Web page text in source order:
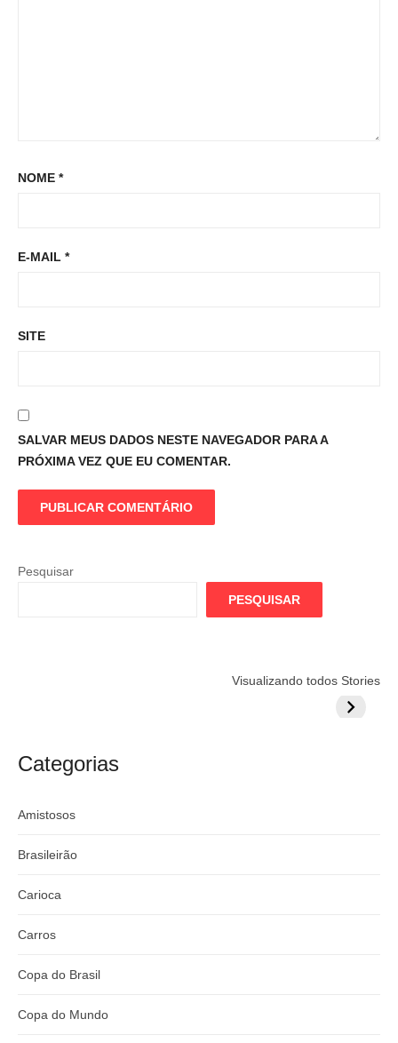
NOME *
E-MAIL *
SITE
SALVAR MEUS DADOS NESTE NAVEGADOR PARA A
PRÓXIMA VEZ QUE EU COMENTAR.
Pesquisar
PESQUISAR
Visualizando todos Stories
argentino
Globo quer
Lesão
do
Categorias
Amistosos
Brasileirão
Carioca
Carros
Copa do Brasil
Copa do Mundo